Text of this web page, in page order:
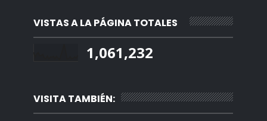
VISTAS A LA PÁGINA TOTALES
1,061,232
VISITA TAMBIÉN: